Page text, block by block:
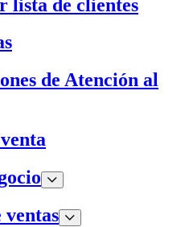
lista de clientes
de Atención al
ventas